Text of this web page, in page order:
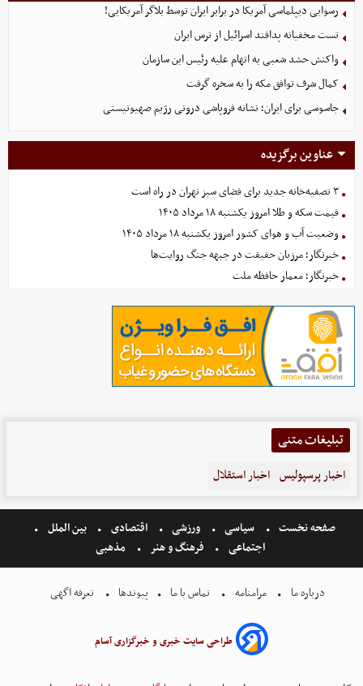
رسوایی دیپلماسی آمریکا در برابر ایران توسط بلاگر آمریکایی!
تست مخفیانه پدافند اسرائیل از ترس ایران
واکنش حشد شعبی به اتهام‌ علیه رئیس این سازمان
کمال شرف توافق مکه را به سخره گرفت
جاسوسی برای ایران؛ نشانه فروپاشی درونی رژیم صهیونیستی
عناوین برگزیده
۳ تصفیه‌خانه جدید برای فضای سبز تهران در راه است
قیمت سکه و طلا امروز یکشنبه ۱۸ مرداد ۱۴۰۵
وضعیت آب و هوای کشور امروز یکشنبه ۱۸ مرداد ۱۴۰۵
خبرنگار؛ مرزبان حقیقت در جبهه جنگ روایت‌ها
خبرنگار؛ معمار حافظه ملت
تبلیغات متنی
اخبار پرسپولیس اخبار استقلال
صفحه نخست سیاسی ورزشی اقتصادی
بین الملل
اجتماعی
فرهنگ و هنر مذهبی
درباره ما مرامنامه تماس با ما پیوندها تعرفه اگهی
طراحی سایت خبری و خبرگزاری آسام